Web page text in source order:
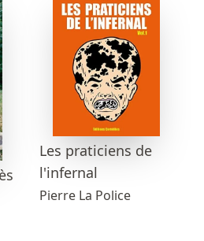
Les praticiens de
l'infernal
Pierre La Police